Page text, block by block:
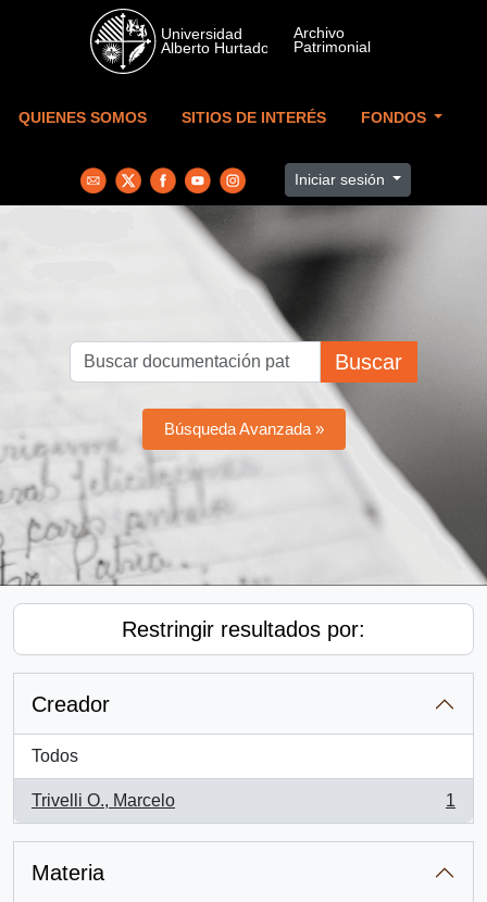
Skip to main content
QUIENES SOMOS SITIOS DE INTERÉS FONDOS
Iniciar sesión
Buscar
Búsqueda Avanzada »
Restringir resultados por:
Creador
Todos
Trivelli O., Marcelo
, 1 resultados
1
Materia